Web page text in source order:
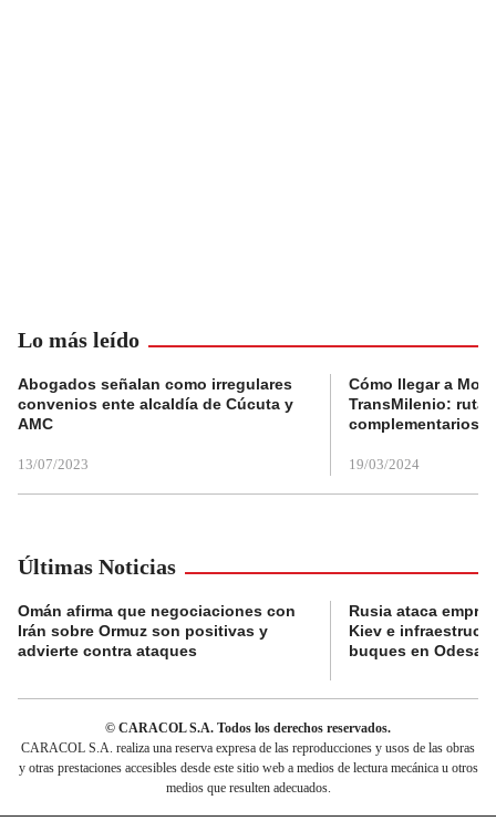
Lo más leído
Abogados señalan como irregulares
convenios ente alcaldía de Cúcuta y
AMC
13/07/2023
Cómo llegar a
TransMilenio:
complementarios
19/03/2024
Últimas Noticias
Omán afirma que negociaciones con
Irán sobre Ormuz son positivas y
advierte contra ataques
Rusia ataca
Kiev e
buques en Odesa
© CARACOL S.A. Todos los derechos reservados.
CARACOL S.A. realiza una reserva expresa de las reproducciones y usos de las obras
y otras prestaciones accesibles desde este sitio web a medios de lectura mecánica u otros
medios que resulten adecuados.